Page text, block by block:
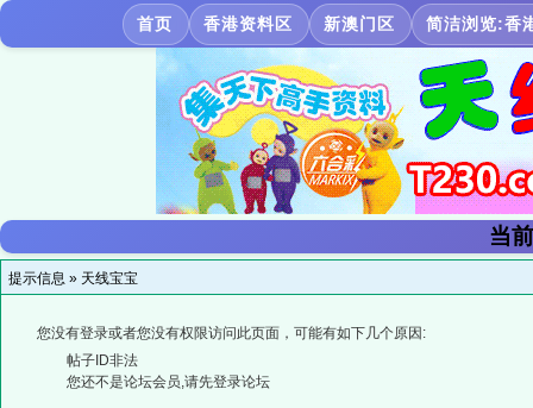
首页 香港资料区 新澳门区 简洁浏览:香
当
提示信息 » 天线宝宝
您没有登录或者您没有权限访问此页面，可能有如下几个原因:
帖子ID非法
您还不是论坛会员,请先登录论坛